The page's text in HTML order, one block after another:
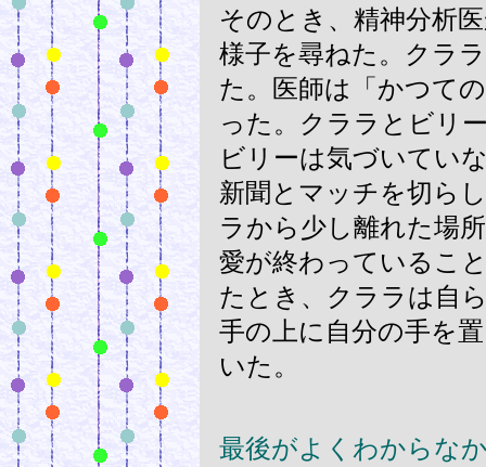
そのとき、精神分析
様子を尋ねた。クラ
た。医師は「かつて
った。クララとビリ
ビリーは気づいてい
新聞とマッチを切ら
ラから少し離れた場
愛が終わっているこ
たとき、クララは自
手の上に自分の手を
いた。
最後がよくわからな